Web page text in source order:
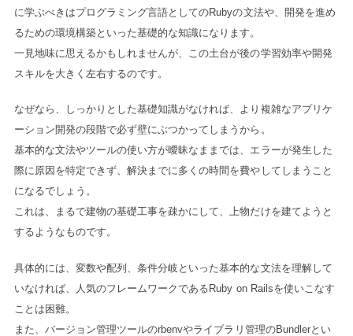
に学ぶべきはプログラミング言語としてのRubyの文法や、開発を進め
るための環境構築といった基礎的な知識になります。
一見地味に思えるかもしれませんが、この土台が後の学習効率や開発
スキルを大きく左右するのです。
なぜなら、しっかりとした基礎知識がなければ、より複雑なアプリケ
ーション開発の段階で必ず壁にぶつかってしまうから。
基本的な文法やツールの使い方が曖昧なままでは、エラーが発生した
際に原因を特定できず、解決までに多くの時間を費やしてしまうこと
になるでしょう。
これは、まるで建物の基礎工事を疎かにして、上物だけを建てようと
するようなものです。
具体的には、変数や配列、条件分岐といった基本的な文法を理解して
いなければ、人気のフレームワークであるRuby on Railsを使いこなす
ことは困難。
また、バージョン管理ツールのrbenvやライブラリ管理のBundlerとい